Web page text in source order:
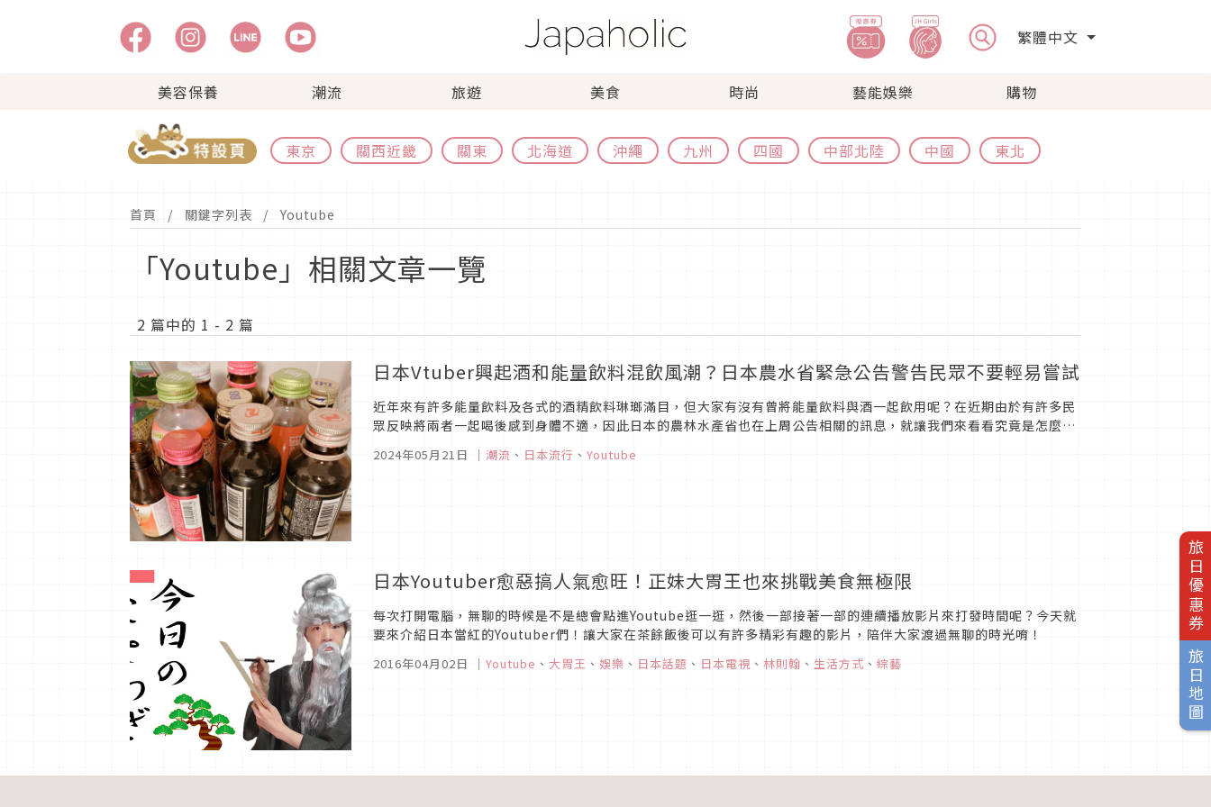
繁體中文
美容保養 潮流 旅遊 美食 時尚 藝能娛樂 購物
東京 關西近畿 關東 北海道 沖繩 九州 四國 中部北陸 中國 東北
旅日優惠券
旅日地圖
首頁 關鍵字列表 Youtube
「Youtube」相關文章一覽
2 篇中的 1 - 2 篇
日本Vtuber興起酒和能量飲料混飲風潮？日本農水省緊急公告警告民眾不要輕易嘗試
近年來有許多能量飲料及各式的酒精飲料琳瑯滿目，但大家有沒有曾將能量飲料與酒一起飲用呢？在近期由於有許多民
眾反映將兩者一起喝後感到身體不適，因此日本的農林水產省也在上周公告相關的訊息，就讓我們來看看究竟是怎麼一
2024年05月21日 ｜ 潮流 、 日本流行 、 Youtube
日本Youtuber愈惡搞人氣愈旺！正妹大胃王也來挑戰美食無極限
每次打開電腦，無聊的時候是不是總會點進Youtube逛一逛，然後一部接著一部的連續播放影片來打發時間呢？今天就
要來介紹日本當紅的Youtuber們！讓大家在茶餘飯後可以有許多精彩有趣的影片，陪伴大家渡過無聊的時光唷！
2016年04月02日 ｜ Youtube 、 大胃王 、 娛樂 、 日本話題 、 日本電視 、 林則翰 、 生活方式 、 綜藝